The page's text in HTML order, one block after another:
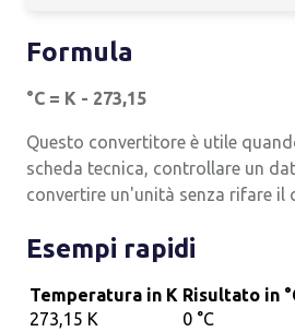
Formula
°C = K - 273,15
Questo convertitore è utile
scheda tecnica, controllare un
convertire un'unità senza rifare il
Esempi rapidi
Temperatura in K Risultato in
273,15 K
0 °C